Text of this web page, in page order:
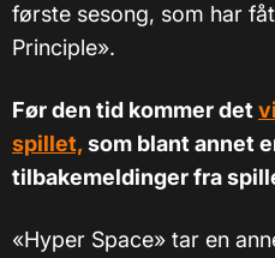
første sesong, som har
Principle».
Før den tid kommer det
spillet, som blant annet
tilbakemeldinger fra
«Hyper Space» tar en